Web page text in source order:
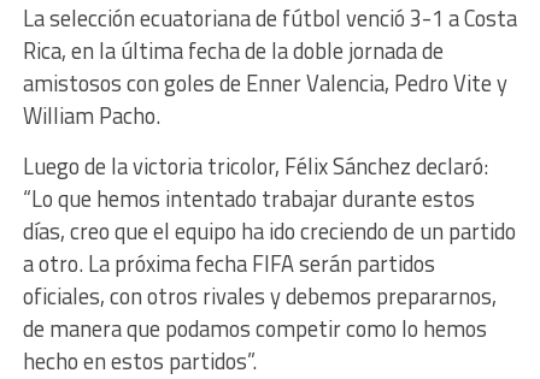
La selección ecuatoriana de fútbol venció 3-1 a Costa
Rica, en la última fecha de la doble jornada de
amistosos con goles de Enner Valencia, Pedro Vite y
William Pacho.
Luego de la victoria tricolor, Félix Sánchez declaró:
“Lo que hemos intentado trabajar durante estos
días, creo que el equipo ha ido creciendo de un partido
a otro. La próxima fecha FIFA serán partidos
oficiales, con otros rivales y debemos prepararnos,
de manera que podamos competir como lo hemos
hecho en estos partidos”.